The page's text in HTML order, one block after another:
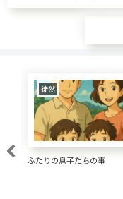
食生活
大腸がん 1.5リットルの水